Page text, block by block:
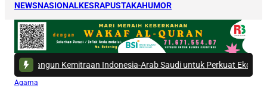
NEWSNASIONALKESRAPUSTAKAHUMOR
Indonesia-Arab Saudi untuk Perkuat Ekosistem Haji|#5 -
Agama